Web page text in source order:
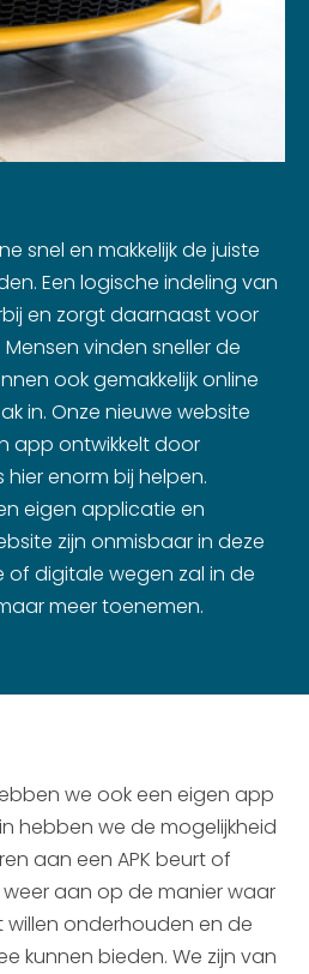
snel en makkelijk de juiste
Een logische indeling van
en zorgt daarnaast voor
vinden sneller de
ook gemakkelijk online
in. Onze nieuwe website
app ontwikkelt door
enorm bij helpen.
eigen applicatie en
zijn onmisbaar in deze
of digitale wegen zal in de
meer toenemen.
we ook een eigen app
hebben we de mogelijkheid
aan een APK beurt of
weer aan op de manier waar
onderhouden en de
kunnen bieden. We zijn van